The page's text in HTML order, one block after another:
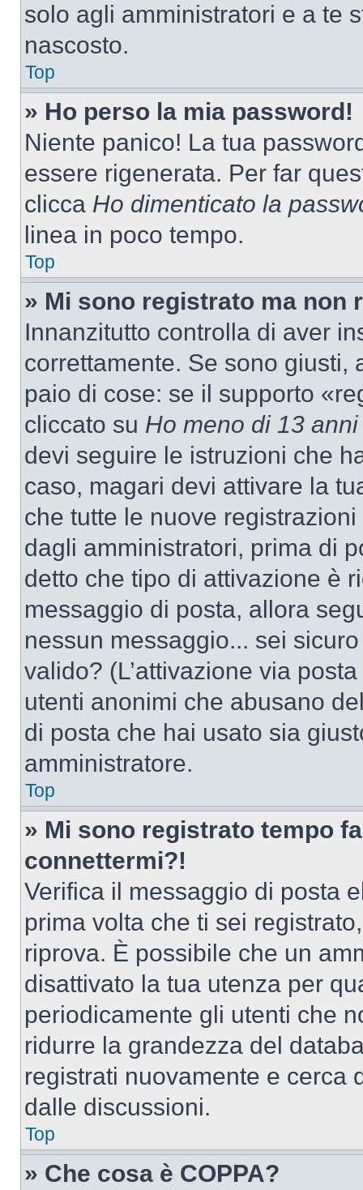
solo agli amministratori e a te
nascosto.
Top
» Ho perso la mia password!
Niente panico! La tua
essere rigenerata. Per far
clicca Ho dimenticato la
linea in poco tempo.
Top
» Mi sono registrato ma non
Innanzitutto controlla di aver
correttamente. Se sono giusti,
paio di cose: se il supporto
cliccato su Ho meno di 13 anni
devi seguire le istruzioni che
caso, magari devi attivare la
che tutte le nuove
dagli amministratori, prima di
detto che tipo di attivazione è
messaggio di posta, allora
nessun messaggio... sei
valido? (L’attivazione via
utenti anonimi che abusano
di posta che hai usato sia
amministratore.
Top
» Mi sono registrato tempo
connettermi?!
Verifica il messaggio di posta
prima volta che ti sei
riprova. È possibile che un
disattivato la tua utenza per
periodicamente gli utenti che
ridurre la grandezza del
registrati nuovamente e cerca
dalle discussioni.
Top
» Che cosa è COPPA?